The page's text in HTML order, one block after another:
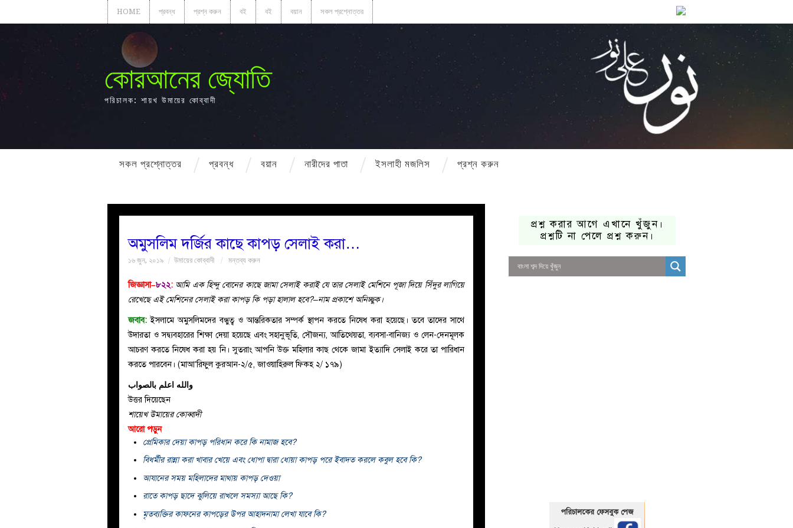
HOME প্রবন্ধ প্রশ্ন করুন বই বই বয়ান সকল প্রশ্নোত্তর
কোরআনের জ্যোতি
পরিচালক: শায়খ উমায়ের কোব্বাদী
সকল প্রশ্নোত্তর প্রবন্ধ বয়ান নারীদের পাতা ইসলাহী মজলিস প্রশ্ন করুন
অমুসলিম দর্জির কাছে কাপড় সেলাই করা…
১৬ জুন, ২০১৯ উমায়ের কোব্বাদী মন্তব্য করুন
জিজ্ঞাসা–৮২২: আমি এক হিন্দু বোনের কাছে জামা সেলাই করাই যে তার সেলাই মেশিনে পূজা দিয়ে সিঁদুর লাগিয়ে
রেখেছে এই মেশিনের সেলাই করা কাপড় কি পড়া হালাল হবে?–নাম প্রকাশে অনিচ্ছুক।
জবাব: ইসলামে অমুসলিমদের বন্ধুত্ব ও আন্তরিকতার সম্পর্ক স্থাপন করতে নিষেধ করা হয়েছে। তবে তাদের সাথে
উদারতা ও সদ্ব্যবহারের শিক্ষা দেয়া হয়েছে এবং সহানুভূতি, সৌজন্য, আতিথেয়তা, ব্যবসা-বানিজ্য ও লেন-দেনমূলক
আচরণ করতে নিষেধ করা হয় নি। সুতরাং আপনি উক্ত মহিলার কাছ থেকে জামা ইত্যাদি সেলাই করে তা পারিধান
করতে পারবেন। (মাআ’রিফুল কুরআন-২/৫, জাওয়াহিরুল ফিকহ ২/ ১৭৯)
والله اعلم بالصواب
উত্তর দিয়েছেন
শায়েখ উমায়ের কোব্বাদী
আরো পড়ুন
প্রেমিকার দেয়া কাপড় পরিধান করে কি নামাজ হবে?
বিধর্মীর রান্না করা খাবার খেয়ে এবং ধোপা দ্বারা ধোয়া কাপড় পরে ইবাদত করলে কবুল হবে কি?
আযানের সময় মহিলাদের মাথায় কাপড় দেওয়া
রাতে কাপড় ছাদে ঝুলিয়ে রাখলে সমস্যা আছে কি?
মৃতব্যক্তির কাফনের কাপড়ের উপর আহাদনামা লেখা যাবে কি?
প্রশ্ন করার আগে এখানে খুঁজুন।
প্রশ্নটি না পেলে প্রশ্ন করুন।
পরিচালকের ফেসবুক পেজ